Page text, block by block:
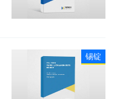
锡锭